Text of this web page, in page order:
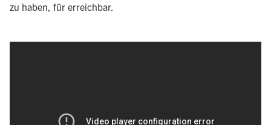
zu haben, für erreichbar.